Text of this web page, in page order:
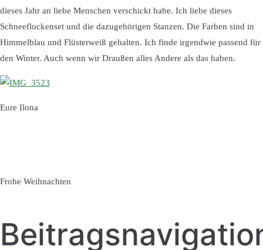
dieses Jahr an liebe Menschen verschickt habe. Ich liebe dieses
Schneeflockenset und die dazugehörigen Stanzen. Die Farben sind in
Himmelblau und Flüsterweiß gehalten. Ich finde irgendwie passend für
den Winter. Auch wenn wir Draußen alles Andere als das haben.
Eure Ilona
Frohe Weihnachten